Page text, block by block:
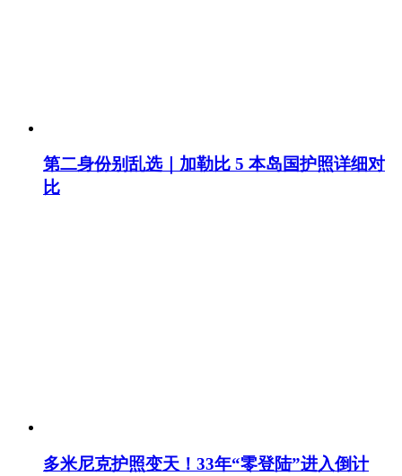
第二身份别乱选｜加勒比 5 本岛国护照详细对
比
多米尼克护照变天！33年“零登陆”进入倒计